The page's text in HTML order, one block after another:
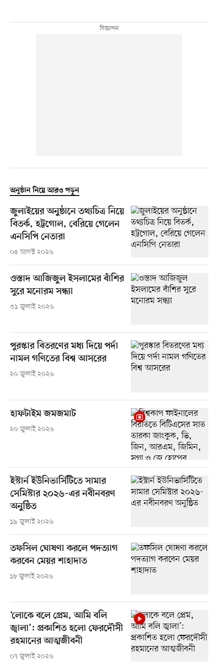
অনুষ্ঠান নিয়ে আরও পড়ুন
জুলাইয়ের অনুষ্ঠানে তথ্যচিত্র নিয়ে
বিতর্ক, হট্টগোল, বেরিয়ে গেলেন
এনসিপি নেতারা
০৫ আগস্ট ২০২৬
ওস্তাদ আজিজুল ইসলামের বাঁশির
সুরে মনোরম সন্ধ্যা
৩১ জুলাই ২০২৬
পুরস্কার বিতরণের মধ্য দিয়ে পর্দা
নামল গণিতের বিশ্ব আসরের
২০ জুলাই ২০২৬
হাফটাইম জমজমাট
২০ জুলাই ২০২৬
ইস্টার্ন ইউনিভার্সিটিতে সামার
সেমিস্টার ২০২৬-এর নবীনবরণ
অনুষ্ঠিত
১৯ জুলাই ২০২৬
তফসিল ঘোষণা করলে পদত্যাগ
করবেন মেয়র শাহাদাত
১৮ জুলাই ২০২৬
‘লোকে বলে প্রেম, আমি বলি
জ্বালা’: প্রকাশিত হলো ফেরদৌসী
রহমানের আত্মজীবনী
০৭ জুলাই ২০২৬